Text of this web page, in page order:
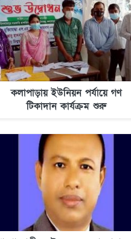
কলাপাড়ায় ইউনিয়ন পর্যায়ে গণ
টিকাদান কার্যক্রম শুরু